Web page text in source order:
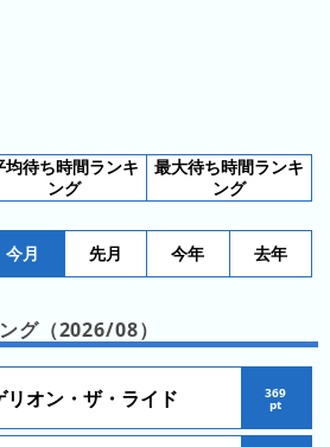
均待ち時間ランキ
ング
最大待ち時間ランキ
ング
今月 先月 今年 去年
グ（2026/08）
リオン・ザ・ライド 369
pt